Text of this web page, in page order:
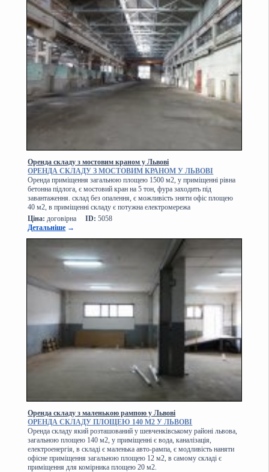
Оренда складу з мостовим краном у Львові
ОРЕНДА СКЛАДУ З МОСТОВИМ КРАНОМ У ЛЬВОВІ
Оренда приміщення загальною площею 1500 м2, у приміщенні рівна
бетонна підлога, є мостовий кран на 5 тон, фура заходить під
завантаження. склад без опалення, є можливість зняти офіс площею
40 м2, в приміщенні складу є потужна електромережа
Ціна: договірна ID: 5058
Детальніше →
Оренда складу з маленькою рампою у Львові
ОРЕНДА СКЛАДУ ПЛОЩЕЮ 140 М2 У ЛЬВОВІ
Оренда складу який розташований у шевченківському районі львова,
загальною площею 140 м2, у приміщенні є вода, каналізація,
електроенергія, в складі є маленька авто-рампа, є модливість наняти
офісне приміщення загальною площею 12 м2, в самому складі є
приміщення для комірника площею 20 м2.